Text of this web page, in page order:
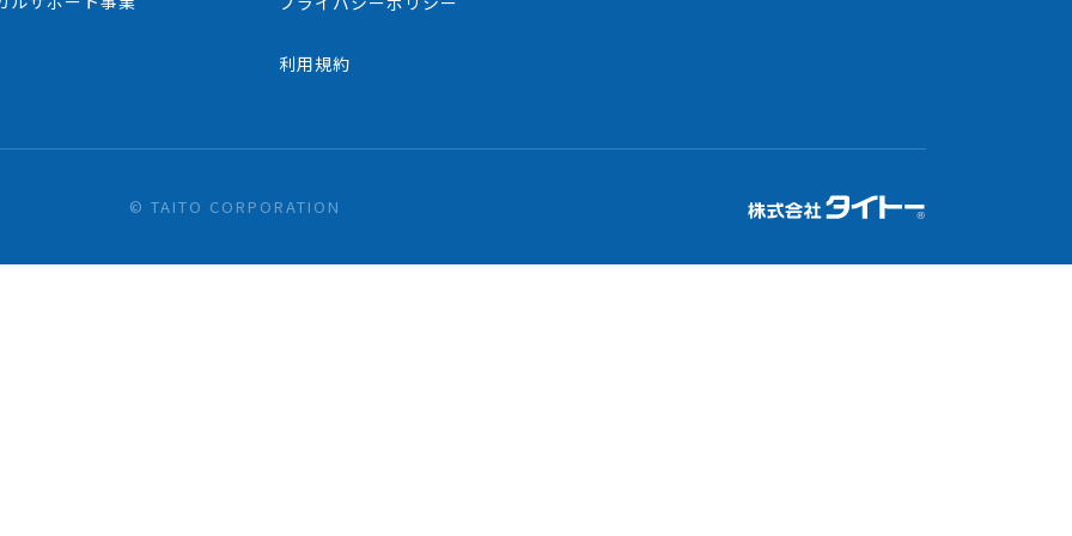
利用規約
© TAITO CORPORATION